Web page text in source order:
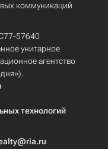
коммуникаций
57640
унитарное
агентство
технологий